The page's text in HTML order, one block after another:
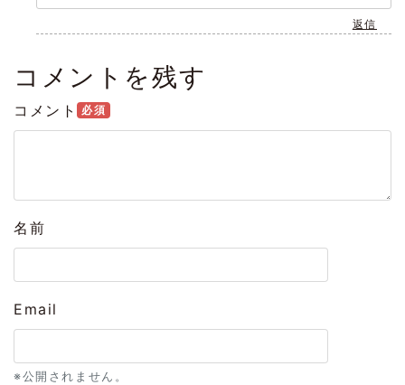
返信
コメントを残す
コメント 必須
名前
Email
※公開されません。